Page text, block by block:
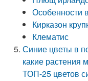
Особенности
Кирказон
Клематис
Синие цветы в
какие растения
ТОП-25 цветов